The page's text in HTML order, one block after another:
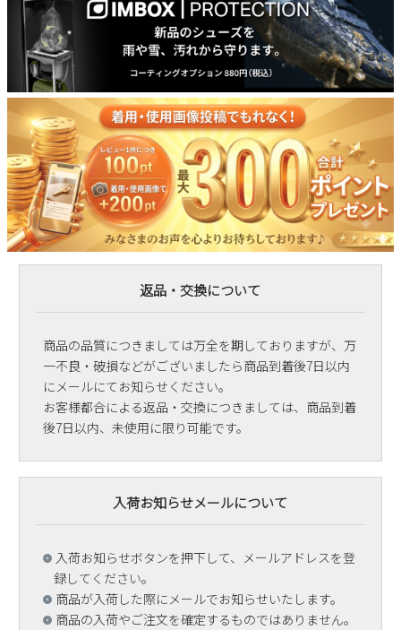
返品・交換について
商品の品質につきましては万全を期しておりますが、万
一不良・破損などがございましたら商品到着後7日以内
にメールにてお知らせください。
お客様都合による返品・交換につきましては、商品到着
後7日以内、未使用に限り可能です。
入荷お知らせメールについて
入荷お知らせボタンを押下して、メールアドレスを登
録してください。
商品が入荷した際にメールでお知らせいたします。
商品の入荷やご注文を確定するものではありません。